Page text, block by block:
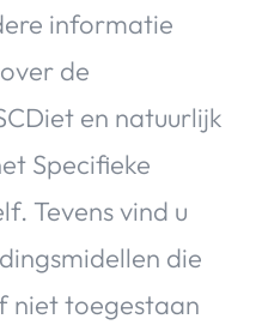
informatie
de
en natuurlijk
Specifieke
Tevens vind u
die
niet toegestaan